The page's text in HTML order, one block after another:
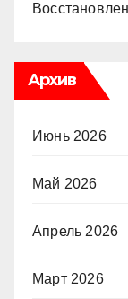
Архив
Июнь 2026
Май 2026
Апрель 2026
Март 2026